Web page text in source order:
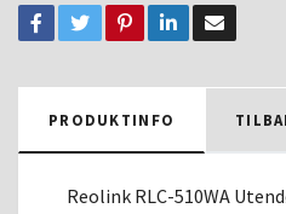
PRODUKTINFO
Reolink RLC-510WA